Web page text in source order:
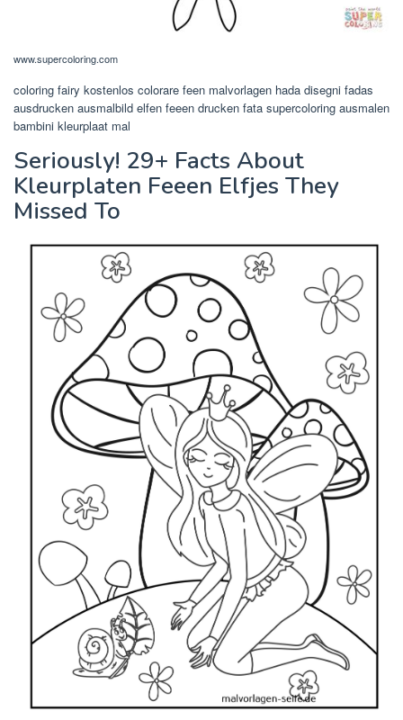
www.supercoloring.com
coloring fairy kostenlos colorare feen malvorlagen hada disegni fadas
ausdrucken ausmalbild elfen feeen drucken fata supercoloring ausmalen
bambini kleurplaat mal
Seriously! 29+ Facts About
Kleurplaten Feeen Elfjes They
Missed To